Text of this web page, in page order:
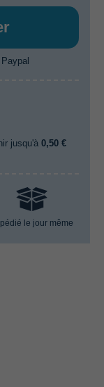
jusqu'à 0,50 €
le jour même